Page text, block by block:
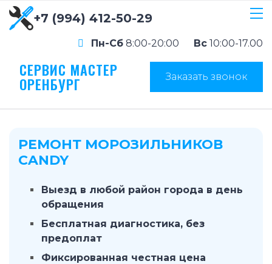
+7 (994) 412-50-29
Пн-Сб 8:00-20:00 Вс 10:00-17.00
СЕРВИС МАСТЕР
ОРЕНБУРГ Заказать звонок
РЕМОНТ МОРОЗИЛЬНИКОВ
CANDY
Выезд в любой район города в день
обращения
Бесплатная диагностика, без
предоплат
Фиксированная честная цена